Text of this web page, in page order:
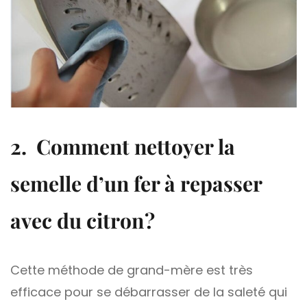
2. Comment nettoyer la
semelle d’un fer à repasser
avec du citron ?
Cette méthode de grand-mère est très
efficace pour se débarrasser de la saleté qui